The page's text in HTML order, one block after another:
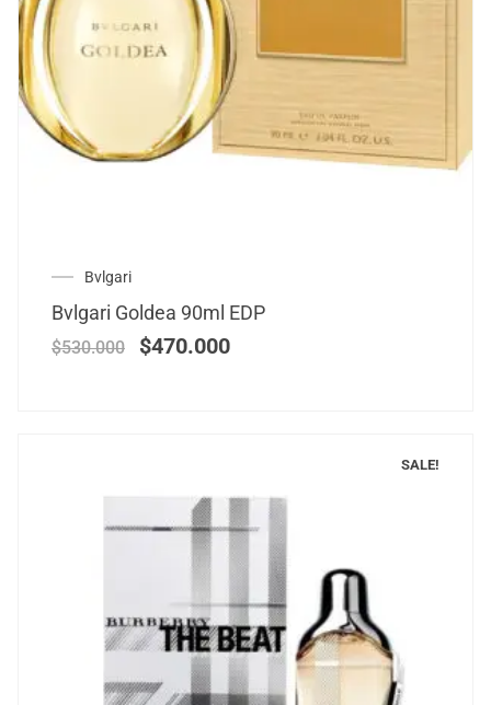
Bvlgari
Bvlgari Goldea 90ml EDP
$530.000 $470.000
SALE!